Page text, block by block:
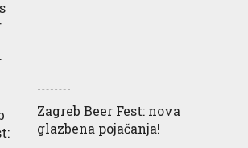
Zagreb Beer Fest: nova
glazbena pojačanja!